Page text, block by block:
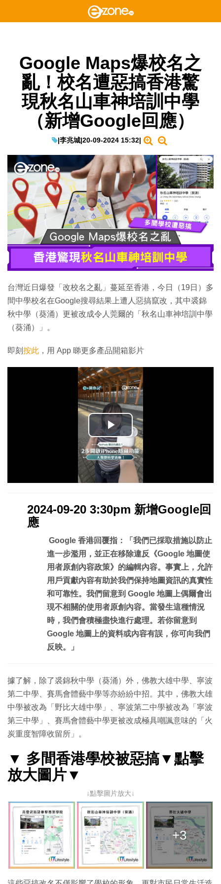
Google Maps爆校名之
亂！校名遭惡搞香港驚
現秋名山車神培訓中學
（新增Google回應）
|李兆城|20-09-2024 15:32|
台灣近日爆發「改校名之亂」蔓延至香港，今日（19日）多
間中學校名在Google搜尋結果上遭人惡搞竄改，其中裘錦
秋中學（葵涌）更被改成令人莞爾的「秋名山車神培訓中學
（葵涌）」。
即刻 按此 ，用 App 睇更多產品開箱影片
播
放
影
片
2024-09-20 3:30pm 新增Google回
應
Google 香港回覆指：「我們已採取措施以防止
進一步濫用，並正在移除違反《Google 地圖使
用者原創內容政策》的編輯內容。事實上，允許
用戶貢獻內容有助於我們保持地圖資訊的真實性
和可靠性。我們留意到 Google 地圖上偶爾會出
現不相關的使用者原創內容。當發生這種情況
時，我們會積極盡快進行處理。若你留意到
Google 地圖上的資料或內容有誤，你可向我們
反映。」
據了解，除了裘錦秋中學（葵涌）外，佛教大雄中學、寧波
第二中學、賽馬會體藝中學等亦紛紛中招。其中，佛教大雄
中學被改為「野比大雄中學」、寧波第二中學被改為「寧波
第三中學」、賽馬會體藝中學更被改成極具嘲諷意味的「火
炭重度智障收留所」。
▼ 多間香港學校被惡搞▼點擊
放大圖片▼
↓點擊圖片放大↓
+3